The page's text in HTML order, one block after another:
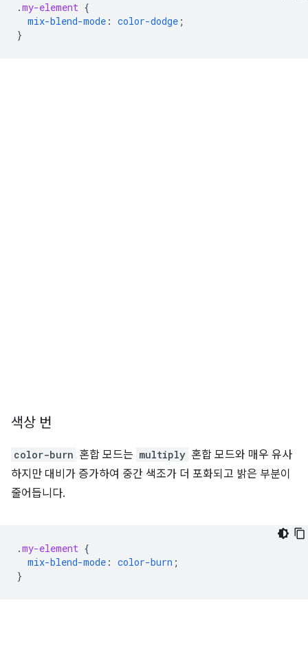
.my-element {
mix-blend-mode : color-dodge ;
}
색상 번
color-burn 혼합 모드는 multiply 혼합 모드와 매우 유사
하지만 대비가 증가하여 중간 색조가 더 포화되고 밝은 부분이
줄어듭니다.
.my-element {
mix-blend-mode : color-burn ;
}